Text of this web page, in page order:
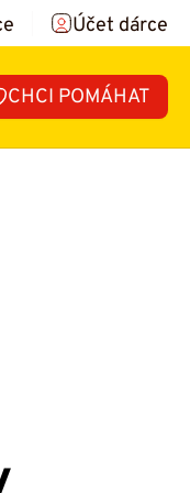
Účet dárce
CHCI POMÁHAT